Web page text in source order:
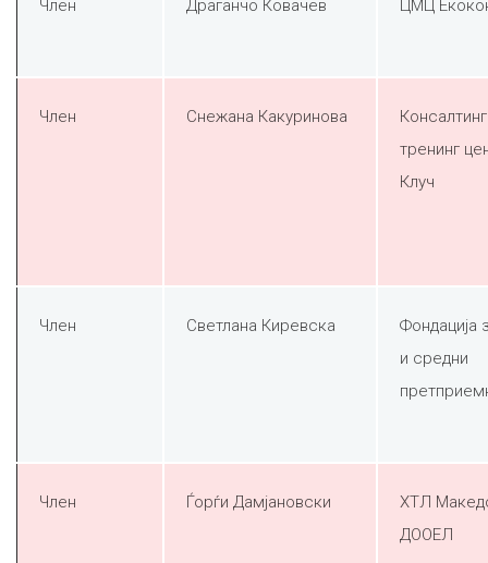
Член Драганчо Ковачев ЦМЦ
Член Снежана Какуринова
Консалтинг
тренинг
Клуч
Член Светлана Киревска
Фондација
и средни
Член Ѓорѓи Дамјановски
ХТЛ
ДООЕЛ